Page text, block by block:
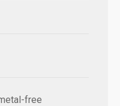
free